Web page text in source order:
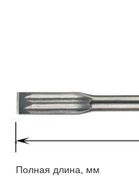
Полная длина, мм